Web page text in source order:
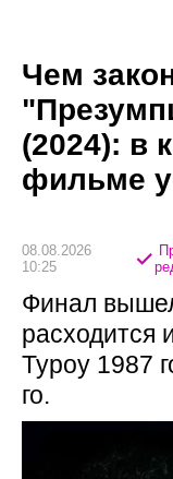
Чем
(2024): в
фильме
08.08.2026
10:25
Финал
расходится
Туроу 1987
го.